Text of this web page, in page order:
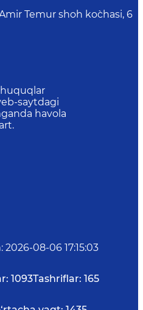
Temur shoh ko`chasi, 6
saytdagi
havola
: 2026-08-06 17:15:03
1093Tashriflar: 165